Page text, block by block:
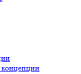
концепции